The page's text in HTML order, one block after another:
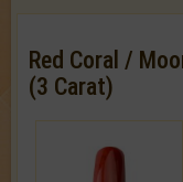
Red Coral /
(3 Carat)